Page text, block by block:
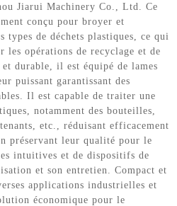
Jiarui Machinery Co., Ltd. Ce
conçu pour broyer et
types de déchets plastiques, ce qui
opérations de recyclage et de
et durable, il est équipé de lames
puissant garantissant des
Il est capable de traiter une
notamment des bouteilles,
etc., réduisant efficacement
préservant leur qualité pour le
intuitives et de dispositifs de
et son entretien. Compact et
applications industrielles et
économique pour le